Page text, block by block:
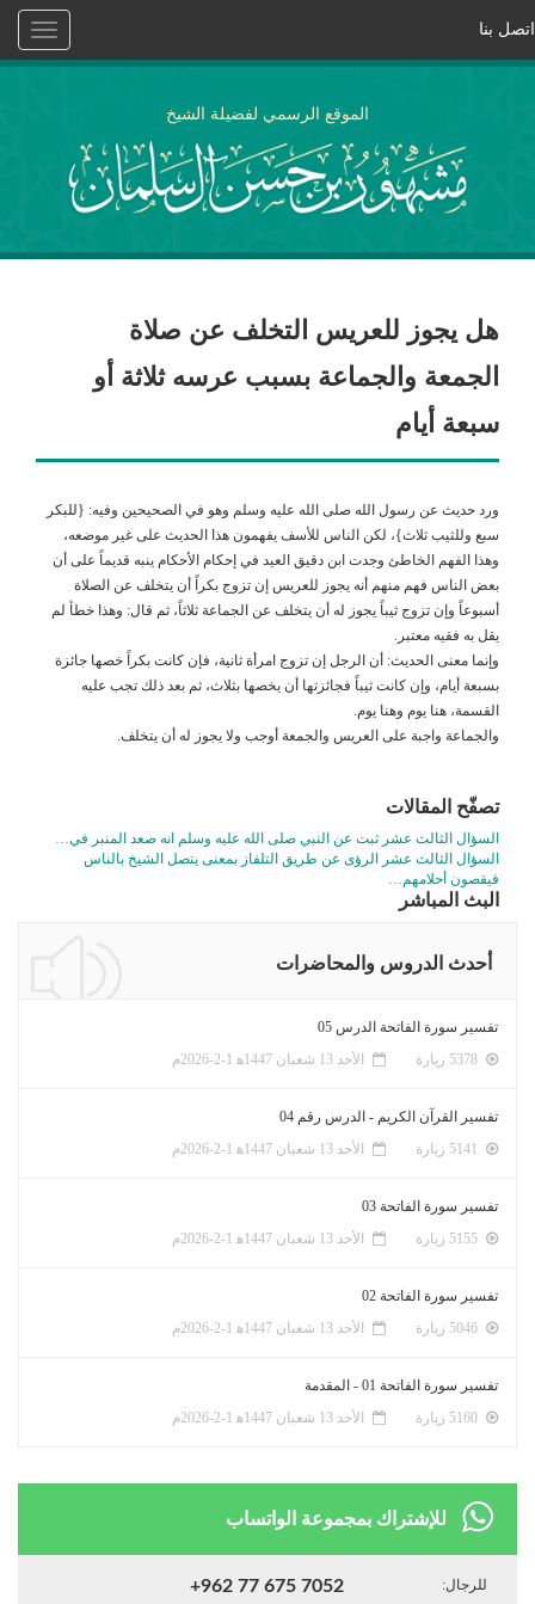
Toggle
اتصل بنا
الموقع الرسمي لفضيلة الشيخ
هل يجوز للعريس التخلف عن صلاة
الجمعة والجماعة بسبب عرسه ثلاثة أو
سبعة أيام
ورد حديث عن رسول الله صلى الله عليه وسلم وهو في الصحيحين وفيه: {للبكر
سبع وللثيب ثلاث}، لكن الناس للأسف يفهمون هذا الحديث على غير موضعه،
وهذا الفهم الخاطئ وجدت ابن دقيق العيد في إحكام الأحكام ينبه قديماً على أن
بعض الناس فهم منهم أنه يجوز للعريس إن تزوج بكراً أن يتخلف عن الصلاة
أسبوعاً وإن تزوج ثيباً يجوز له أن يتخلف عن الجماعة ثلاثاً، ثم قال: وهذا خطأ لم
يقل به فقيه معتبر.
وإنما معنى الحديث: أن الرجل إن تزوج امرأة ثانية، فإن كانت بكراً خصها جائزة
بسبعة أيام، وإن كانت ثيباً فجائزتها أن يخصها بثلاث، ثم بعد ذلك تجب عليه
القسمة، هنا يوم وهنا يوم.
والجماعة واجبة على العريس والجمعة أوجب ولا يجوز له أن يتخلف.
تصفّح المقالات
السؤال الثالث عشر ثبت عن النبي صلى الله عليه وسلم انه صعد المنبر في…
السؤال الثالث عشر الرؤى عن طريق التلفاز بمعنى يتصل الشيخ بالناس
فيقصون أحلامهم…
البث المباشر
أحدث الدروس والمحاضرات
تفسير سورة الفاتحة الدرس 05
الأحد 13 شعبان 1447ﻫ 1-2-2026م
تفسير القرآن الكريم - الدرس رقم 04
الأحد 13 شعبان 1447ﻫ 1-2-2026م
تفسير سورة الفاتحة 03
الأحد 13 شعبان 1447ﻫ 1-2-2026م
تفسير سورة الفاتحة 02
الأحد 13 شعبان 1447ﻫ 1-2-2026م
تفسير سورة الفاتحة 01 - المقدمة
الأحد 13 شعبان 1447ﻫ 1-2-2026م
للإشتراك بمجموعة الواتساب
للرجال: +962 77 675 7052